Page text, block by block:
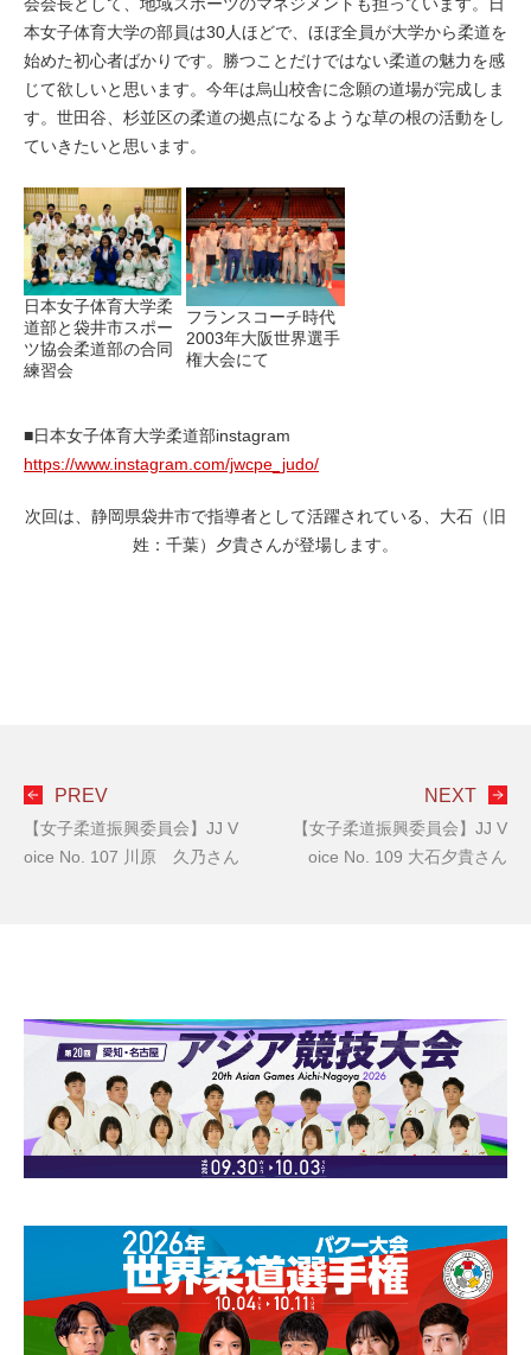
本女子体育大学の部員は30人ほどで、ほぼ全員が大学から柔道を
始めた初心者ばかりです。勝つことだけではない柔道の魅力を感
じて欲しいと思います。今年は烏山校舎に念願の道場が完成しま
す。世田谷、杉並区の柔道の拠点になるような草の根の活動をし
ていきたいと思います。
日本女子体育大学柔
道部と袋井市スポー
ツ協会柔道部の合同
練習会
フランスコーチ時代
2003年大阪世界選手
権大会にて
■日本女子体育大学柔道部instagram
https://www.instagram.com/jwcpe_judo/
次回は、静岡県袋井市で指導者として活躍されている、大石（旧
姓：千葉）夕貴さんが登場します。
PREV
【女子柔道振興委員会】JJ V
oice No. 107 川原 久乃さん
NEXT
【女子柔道振興委員会】JJ V
oice No. 109 大石夕貴さん